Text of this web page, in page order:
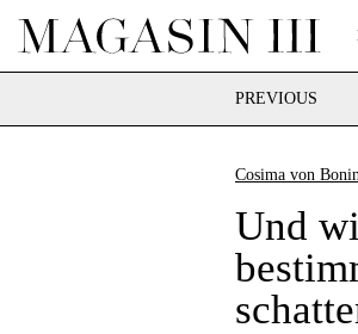
PREVIOUS
Cosima von
Und